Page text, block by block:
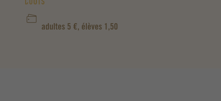
COÛTS
adultes 5 €, élèves 1,50